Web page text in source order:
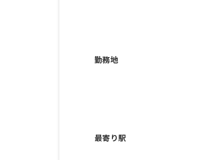
勤務地
最寄り駅